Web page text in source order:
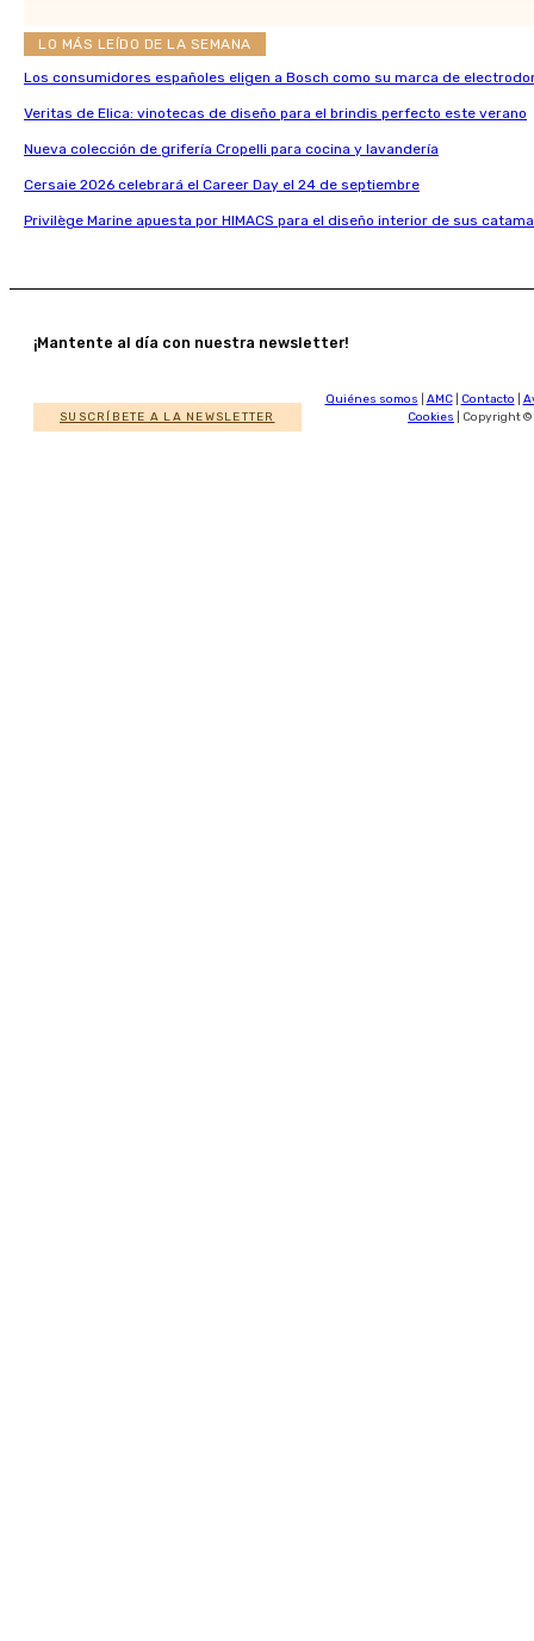
LO MÁS LEÍDO DE LA SEMANA
Los consumidores españoles eligen a Bosch como su marca de
Veritas de Elica: vinotecas de diseño para el brindis perfecto este verano
Nueva colección de grifería Cropelli para cocina y lavandería
Cersaie 2026 celebrará el Career Day el 24 de septiembre
Privilège Marine apuesta por HIMACS para el diseño interior de sus
¡Mantente al día con nuestra newsletter!
SUSCRÍBETE A LA NEWSLETTER
Quiénes somos AMC| Contacto
Cookies | Copyright